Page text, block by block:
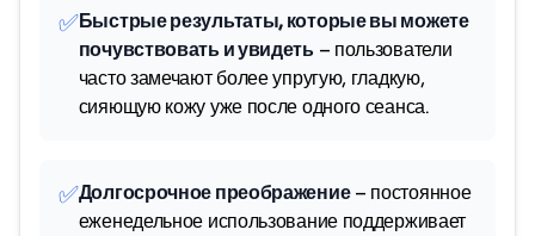
✅Быстрые результаты, которые вы можете
почувствовать и увидеть– пользователи
часто замечают более упругую, гладкую,
сияющую кожу уже после одного сеанса.
✅Долгосрочное преображение– постоянное
еженедельное использование поддерживает